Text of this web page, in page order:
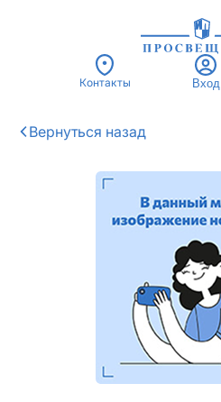
Контакты Вход